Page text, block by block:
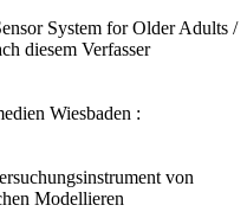
System for Older Adults /
diesem Verfasser
Wiesbaden :